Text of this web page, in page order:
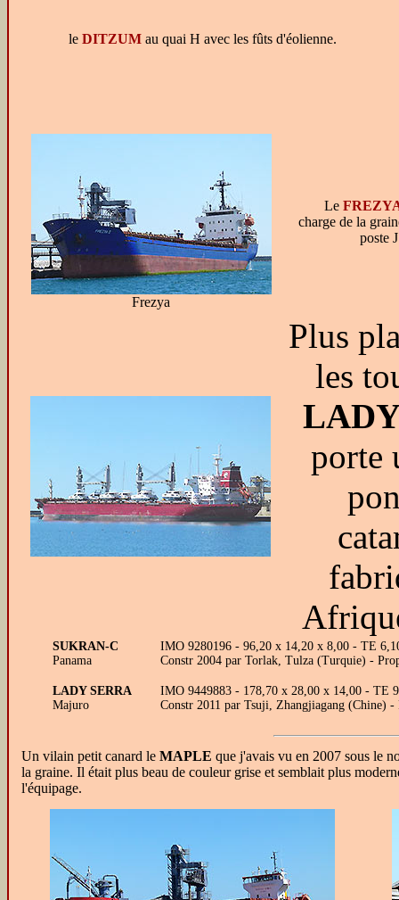
le DITZUM au quai H avec les fûts d'éolienne.
Frezya
Le
charge de la
poste
Plus
les
porte
SUKRAN-C
Panama
IMO 9280196 - 96,20 x 14,20 x 8,00 - TE
Constr 2004 par Torlak, Tulza (Turquie) -
LADY SERRA
Majuro
IMO 9449883 - 178,70 x 28,00 x 14,00 - TE
Constr 2011 par Tsuji, Zhangjiagang (Chine)
Un vilain petit canard le MAPLE que j'avais vu en 2007 sous le
la graine. Il était plus beau de couleur grise et semblait plus
l'équipage.